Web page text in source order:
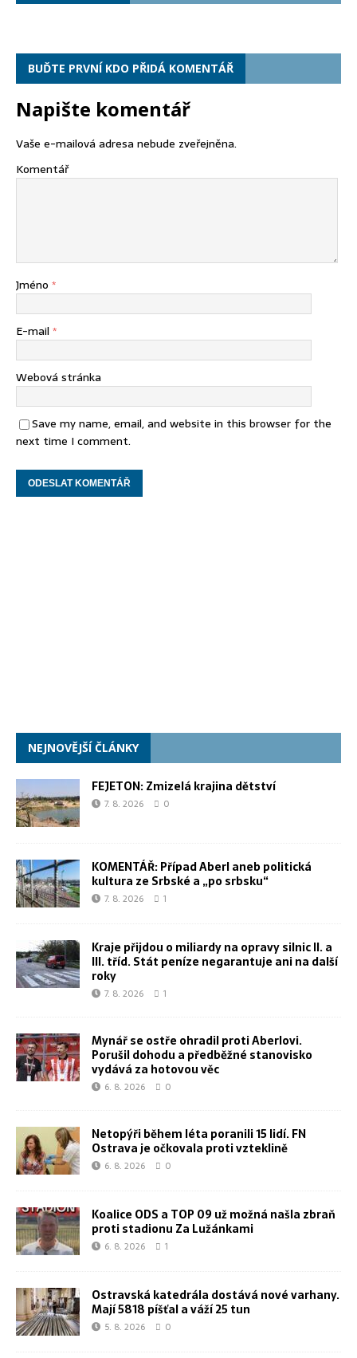
BUĎTE PRVNÍ KDO PŘIDÁ KOMENTÁŘ
Napište komentář
Vaše e-mailová adresa nebude zveřejněna.
Komentář
Jméno *
E-mail *
Webová stránka
Save my name, email, and website in this browser for the
next time I comment.
NEJNOVĚJŠÍ ČLÁNKY
FEJETON: Zmizelá krajina dětství
7. 8. 2026 0
KOMENTÁŘ: Případ Aberl aneb politická
kultura ze Srbské a „po srbsku“
7. 8. 2026 1
Kraje přijdou o miliardy na opravy silnic II. a
III. tříd. Stát peníze negarantuje ani na další
roky
7. 8. 2026 1
Mynář se ostře ohradil proti Aberlovi.
Porušil dohodu a předběžné stanovisko
vydává za hotovou věc
6. 8. 2026 0
Netopýři během léta poranili 15 lidí. FN
Ostrava je očkovala proti vzteklině
6. 8. 2026 0
Koalice ODS a TOP 09 už možná našla zbraň
proti stadionu Za Lužánkami
6. 8. 2026 1
Ostravská katedrála dostává nové varhany.
Mají 5818 píšťal a váží 25 tun
5. 8. 2026 0